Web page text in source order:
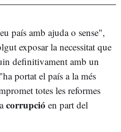
país amb ajuda o sense",
exposar la necessitat que
definitivament amb un
portat el país a la més
totes les reformes
corrupció en part del